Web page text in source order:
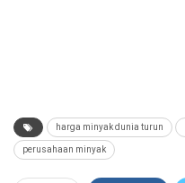
harga minyak dunia turun
perusahaan minyak